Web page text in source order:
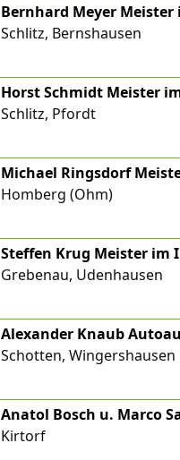
Schlitz, Bernshausen
Schlitz, Pfordt
Homberg (Ohm)
Grebenau, Udenhausen
Alexander Knaub
Schotten, Wingershausen
Anatol Bosch u. Marco
Kirtorf